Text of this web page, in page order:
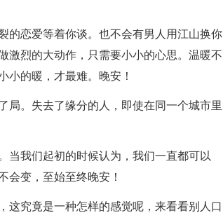
的恋爱等着你谈。也不会有男人用江山换你
激烈的大动作，只需要小小的心思。温暖不
小的暖，才最难。晚安！
局。失去了缘分的人，即使在同一个城市里
当我们起初的时候认为，我们一直都可以
会变，至始至终晚安！
这究竟是一种怎样的感觉呢，来看看别人口